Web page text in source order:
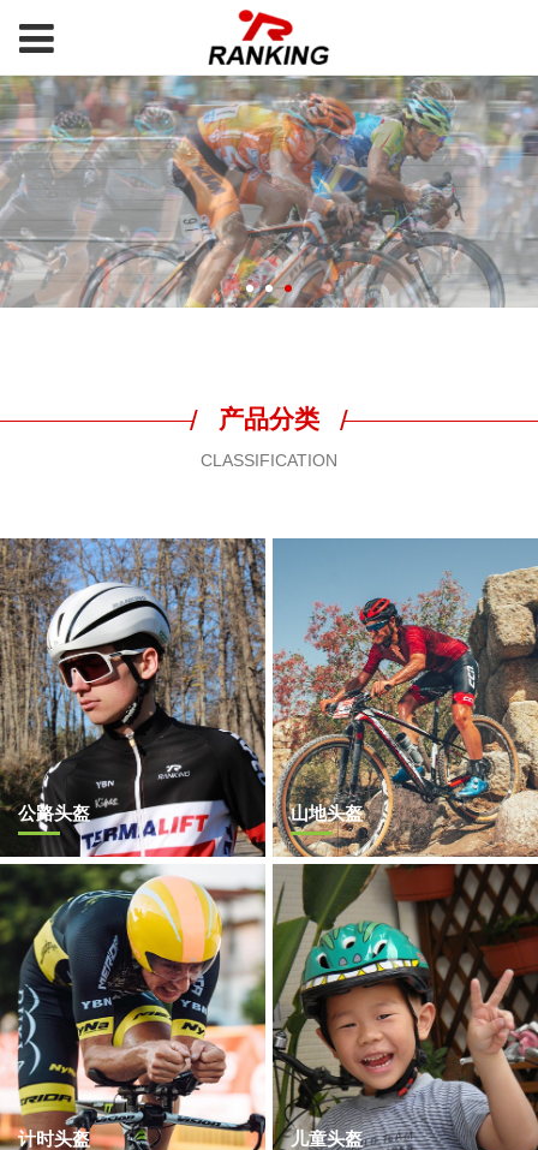
/ 产品分类 /
CLASSIFICATION
公路头盔 山地头盔
计时头盔 儿童头盔